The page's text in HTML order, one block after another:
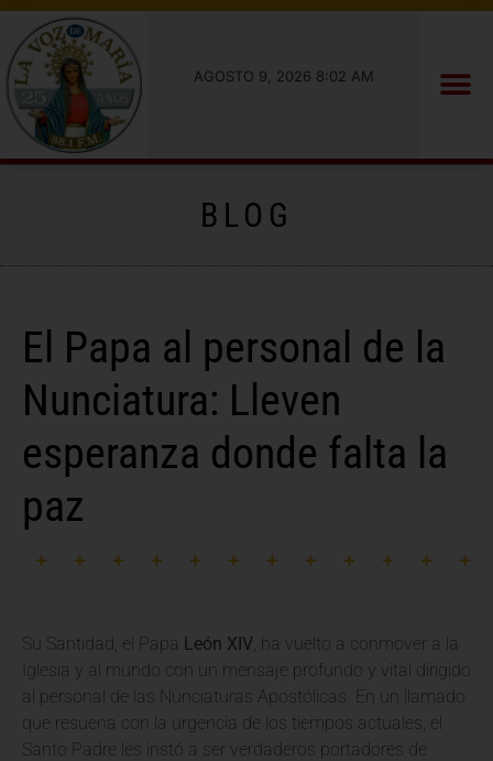
AGOSTO 9, 2026 8:02 AM
BLOG
El Papa al personal de la
Nunciatura: Lleven
esperanza donde falta la
paz
Su Santidad, el Papa León XIV , ha vuelto a conmover a la
Iglesia y al mundo con un mensaje profundo y vital dirigido
al personal de las Nunciaturas Apostólicas. En un llamado
que resuena con la urgencia de los tiempos actuales, el
Santo Padre les instó a ser verdaderos portadores de